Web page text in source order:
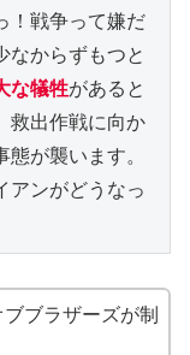
！戦争って嫌だ
なからずもつと
な犠牲があると
救出作戦に向か
が襲います。
アンがどうなっ
ブラザーズが制